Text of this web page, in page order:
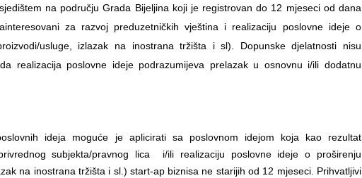
na području Grada Bijeljina koji je registrovan do 12 mjeseci od dana
za razvoj preduzetničkih vještina i realizaciju poslovne ideje o
usluge, izlazak na inostrana tržišta i sl). Dopunske djelatnosti nisu
realizacija poslovne ideje podrazumijeva prelazak u osnovnu i/ili dodatnu
ideja moguće je aplicirati sa poslovnom idejom koja kao rezultat
subjekta/pravnog lica i/ili realizaciju poslovne ideje o proširenju
na inostrana tržišta i sl.) start-ap biznisa ne starijih od 12 mjeseci. Prihvatljivi